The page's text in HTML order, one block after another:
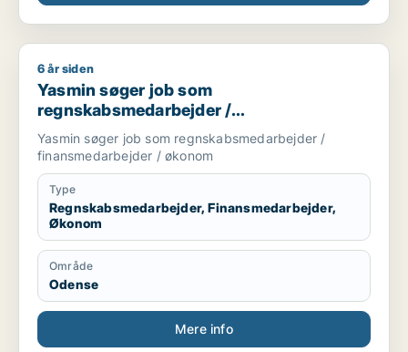
Yasmin søger job som regnskabsmedarbejder /
6 år siden
Yasmin søger job som
regnskabsmedarbejder /
finansmedarbejder / økonom
Yasmin søger job som regnskabsmedarbejder /
finansmedarbejder / økonom
Type
Regnskabsmedarbejder, Finansmedarbejder,
Økonom
Område
Odense
Mere info